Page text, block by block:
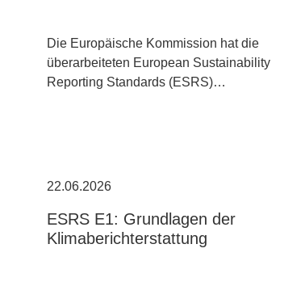
Die Europäische Kommission hat die
überarbeiteten European Sustainability
Reporting Standards (ESRS)…
22.06.2026
ESRS E1: Grundlagen der
Klimaberichterstattung